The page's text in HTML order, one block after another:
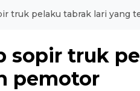
truk pelaku tabrak lari yang
sopir truk
pemotor